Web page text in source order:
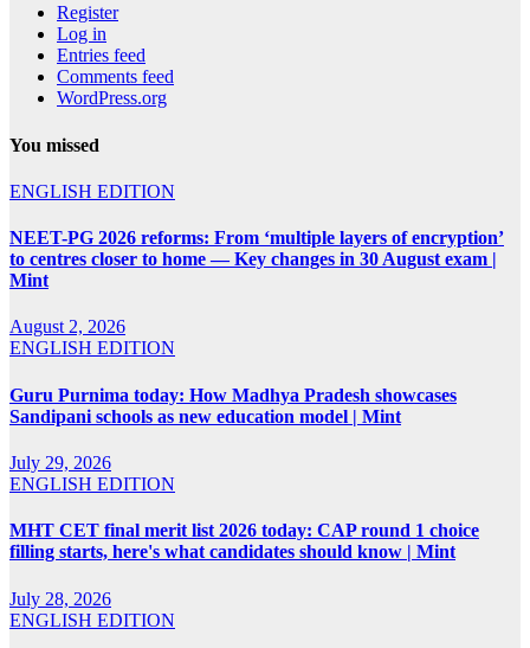
Register
Log in
Entries feed
Comments feed
WordPress.org
You missed
ENGLISH EDITION
NEET-PG 2026 reforms: From ‘multiple layers of encryption’
to centres closer to home — Key changes in 30 August exam |
Mint
August 2, 2026
ENGLISH EDITION
Guru Purnima today: How Madhya Pradesh showcases
Sandipani schools as new education model | Mint
July 29, 2026
ENGLISH EDITION
MHT CET final merit list 2026 today: CAP round 1 choice
filling starts, here's what candidates should know | Mint
July 28, 2026
ENGLISH EDITION